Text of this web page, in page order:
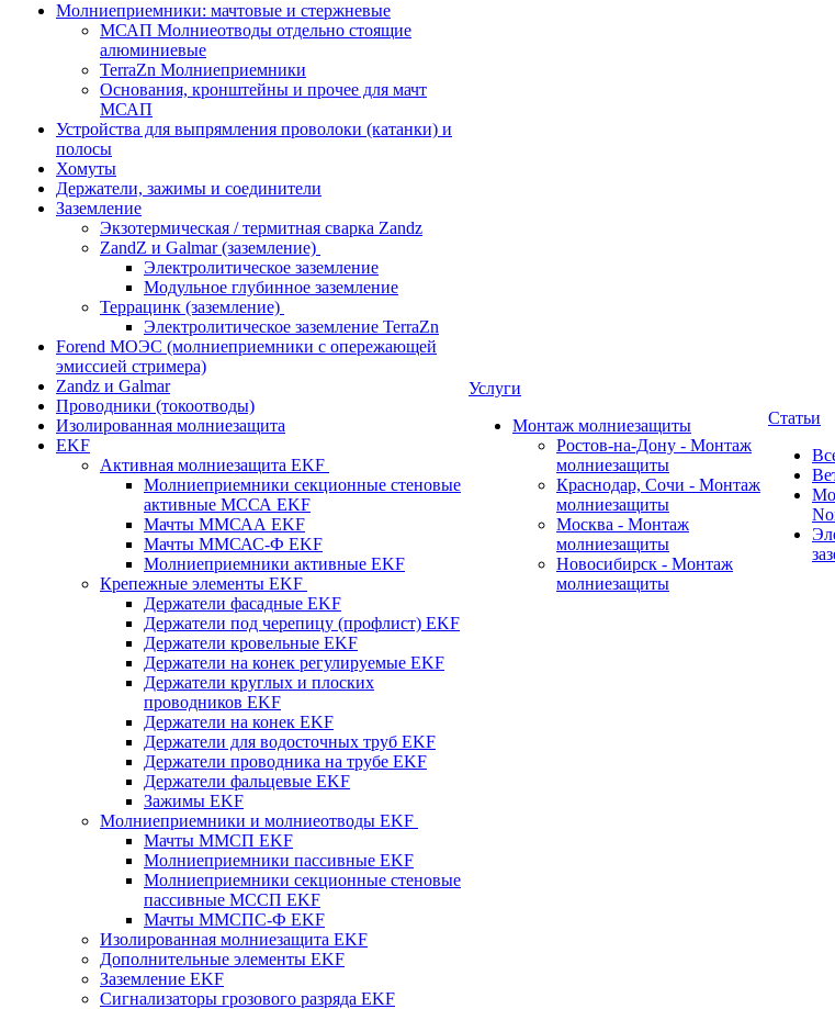
Молниеприемники: мачтовые и стержневые
МСАП Молниеотводы отдельно стоящие
алюминиевые
TerraZn Молниеприемники
Основания, кронштейны и прочее для мачт
МСАП
Устройства для выпрямления проволоки (катанки) и
полосы
Хомуты
Держатели, зажимы и соединители
Заземление
Экзотермическая / термитная сварка Zandz
ZandZ и Galmar (заземление)
Электролитическое заземление
Модульное глубинное заземление
Террацинк (заземление)
Электролитическое заземление TerraZn
Forend МОЭС (молниеприемники с опережающей
эмиссией стримера)
Zandz и Galmar
Проводники (токоотводы)
Изолированная молниезащита
EKF
Активная молниезащита EKF
Молниеприемники секционные стеновые
активные МССА EKF
Мачты ММСАА EKF
Мачты ММСАС-Ф EKF
Молниеприемники активные EKF
Крепежные элементы EKF
Держатели фасадные EKF
Держатели под черепицу (профлист) EKF
Держатели кровельные EKF
Держатели на конек регулируемые EKF
Держатели круглых и плоских
проводников EKF
Держатели на конек EKF
Держатели для водосточных труб EKF
Держатели проводника на трубе EKF
Держатели фальцевые EKF
Зажимы EKF
Молниеприемники и молниеотводы EKF
Мачты ММСП EKF
Молниеприемники пассивные EKF
Молниеприемники секционные стеновые
пассивные МССП EKF
Мачты ММСПС-Ф EKF
Изолированная молниезащита EKF
Дополнительные элементы EKF
Заземление EKF
Сигнализаторы грозового разряда EKF
Услуги
Монтаж молниезащиты
Ростов-на-Дону - Монтаж
молниезащиты
Краснодар, Сочи - Монтаж
молниезащиты
Москва - Монтаж
молниезащиты
Новосибирск - Монтаж
молниезащиты
Статьи